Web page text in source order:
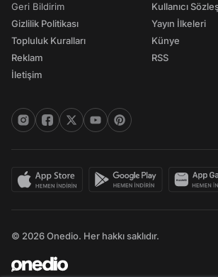
Geri Bildirim
Gizlilik Politikası
Topluluk Kuralları
Reklam
İletişim
Kullanıcı
Yayın İlkeleri
Künye
RSS
© 2026 Onedio. Her hakkı saklıdır.